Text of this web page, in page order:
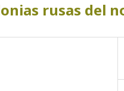
rusas del